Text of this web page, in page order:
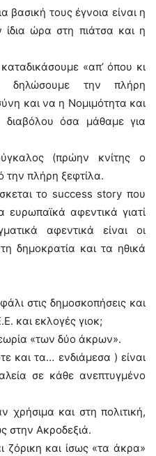
βασική τους έγνοια είναι η
ίδια ώρα στη πιάτσα και η
«απ’ όπου κι
δηλώσουμε την πλήρη
και να η Νομιμότητα και
διαβόλου όσα μάθαμε για
(πρώην κνίτης ο
πλήρη ξεφτίλα.
το success story που
αφεντικά γιατί
αφεντικά είναι οι
δημοκρατία και τα ηθικά
στις δημοσκοπήσεις και
και εκλογές γιοκ;
«των δύο άκρων».
και τα… ενδιάμεσα ) είναι
σε κάθε ανεπτυγμένο
χρήσιμα και στη πολιτική,
στην Ακροδεξιά.
ζόρικη και ίσως «τα άκρα»